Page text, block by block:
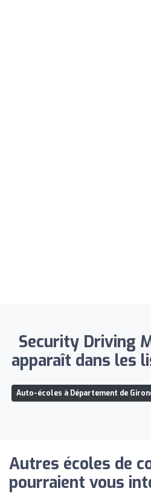
Security Driving
apparaît dans les
Auto-écoles à Département de
Autres écoles de
pourraient vous